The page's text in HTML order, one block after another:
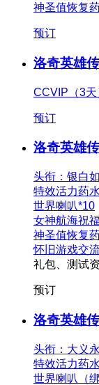
神圣值恢复
预订
洛奇英雄
CCVIP（3天
预订
洛奇英雄
头衔：银白
特效活力药
世界喇叭*10
女神航海祝
神圣值恢复
怀旧游戏交流
礼包、测试
预订
洛奇英雄
头衔：大义
特效活力药
世界喇叭（